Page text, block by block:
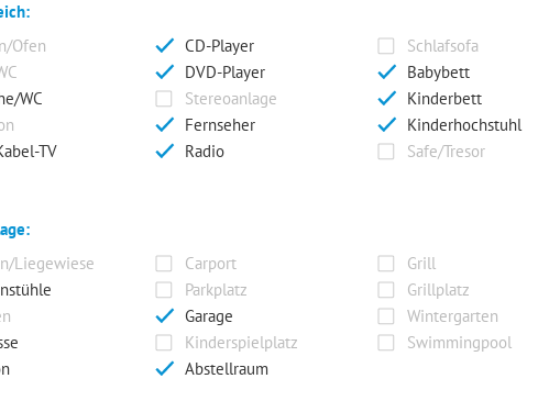
Ofen
CD-Player
Schlafsofa
DVD-Player
Babybett
WC
Stereoanlage
Kinderbett
Fernseher
Kinderhochstuhl
TV
Radio Safe/Tresor
Liegewiese
Carport
Grill
Parkplatz
Grillplatz
Garage
Wintergarten
Kinderspielplatz
Swimmingpool
Abstellraum